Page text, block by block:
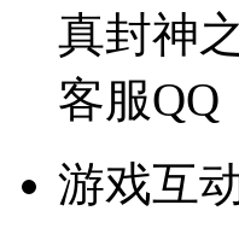
真封神
客服QQ
游戏互